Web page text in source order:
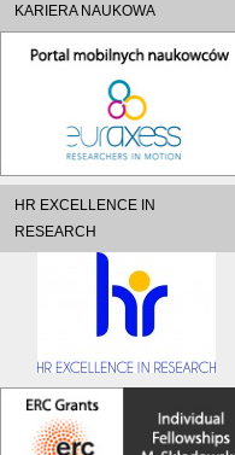
KARIERA NAUKOWA
HR EXCELLENCE IN
RESEARCH